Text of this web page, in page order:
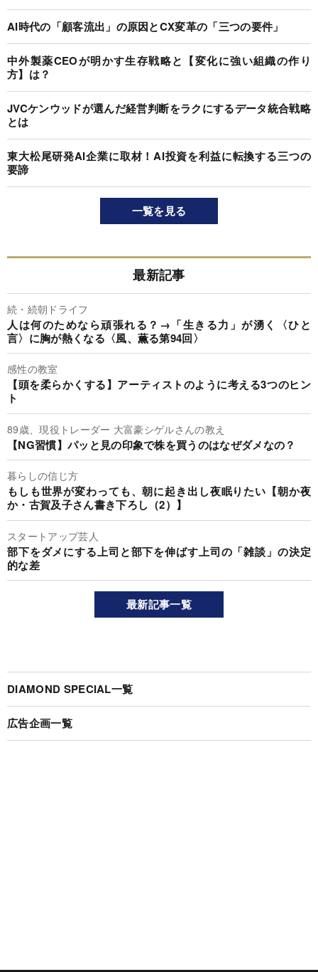
AI時代の「顧客流出」の原因とCX変革の「三つの要件」
中外製薬CEOが明かす生存戦略と【変化に強い組織の作り
方】は？
JVCケンウッドが選んだ経営判断をラクにするデータ統合戦略
とは
東大松尾研発AI企業に取材！AI投資を利益に転換する三つの
要諦
一覧を見る
最新記事
続・続朝ドライフ
人は何のためなら頑張れる？→「生きる力」が湧く〈ひと
言〉に胸が熱くなる〈風、薫る第94回〉
感性の教室
【頭を柔らかくする】アーティストのように考える3つのヒン
ト
89歳、現役トレーダー 大富豪シゲルさんの教え
【NG習慣】パッと見の印象で株を買うのはなぜダメなの？
暮らしの信じ方
もしも世界が変わっても、朝に起き出し夜眠りたい【朝か夜
か・古賀及子さん書き下ろし（2）】
スタートアップ芸人
部下をダメにする上司と部下を伸ばす上司の「雑談」の決定
的な差
最新記事一覧
DIAMOND SPECIAL一覧
広告企画一覧